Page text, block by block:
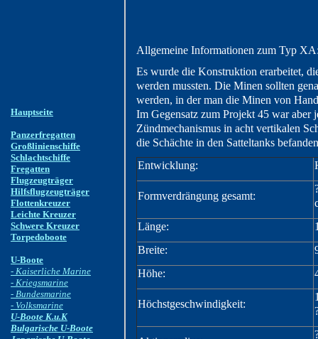
Hauptseite
Panzerfregatten
Großlinienschiffe
Schlachtschiffe
Fregatten
Flugzeugträger
Hilfsflugzeugträger
Flottenkreuzer
Leichte Kreuzer
Schwere Kreuzer
Torpedoboote
U-Boote
- Kaiserliche Marine
- Kriegsmarine
- Bundesmarine
- Volksmarine
U-Boote K.u.K
Bulgarische U-Boote
Allgemeine Informationen zum Typ
Es wurde die Konstruktion erarbeitet,
werden mussten. Die Minen sollten
werden, in der man die Minen von
Im Gegensatz zum Projekt 45 war aber
Zündmechanismus in acht vertikalen
die Schächte in den Satteltanks
Entwicklung:
Formverdrängung gesamt:
Länge:
Breite:
Höhe:
Höchstgeschwindigkeit: